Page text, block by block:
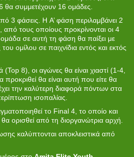
θα συμμετέχουν 16 ομάδες.
3 φάσεις. H Α’ φάση περιλαμβάνει 2
τους οποίους προκρίνονται οι 4
σε αυτή τη φάση θα παίξει με
ομίλου σε παιχνίδια εντός και εκτός
8), οι αγώνες θα είναι χιαστί (1-4,
θα είναι αυτή που είτε θα
την καλύτερη διαφορά πόντων στα
ισοπαλίας.
το Final 4, το οποίο και
ορισθεί από τη διοργανώτρια αρχή.
καλύπτονται αποκλειστικά από